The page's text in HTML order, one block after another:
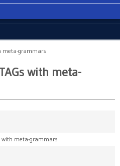
meta-grammars
with meta-
with meta-grammars